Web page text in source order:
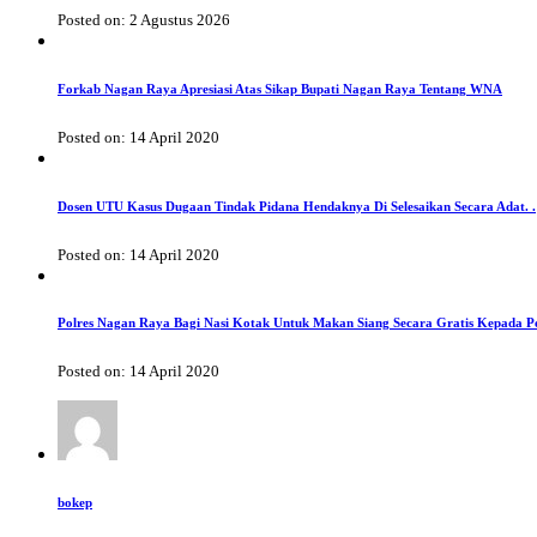
Posted on: 2 Agustus 2026
Forkab Nagan Raya Apresiasi Atas Sikap Bupati Nagan Raya Tentang WNA
Posted on: 14 April 2020
Dosen UTU Kasus Dugaan Tindak Pidana Hendaknya Di Selesaikan Secara Adat. .
Posted on: 14 April 2020
Polres Nagan Raya Bagi Nasi Kotak Untuk Makan Siang Secara Gratis Kepada
Posted on: 14 April 2020
bokep